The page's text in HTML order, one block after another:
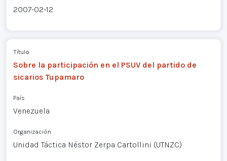
2007-02-12
Título
Sobre la participación en el PSUV del partido de
sicarios Tupamaro
País
Venezuela
Organización
Unidad Táctica Néstor Zerpa Cartollini (UTNZC)